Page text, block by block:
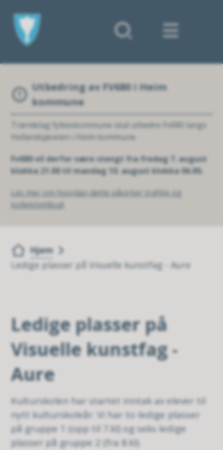
Forsiden
Utbedring av FV680 i Heim
kommune
Trøndelag fylkeskommune skal utbedre Fv680 langs
Hellandsjøveien i Heim kommune.
Fv680 vil derfor være stengt fra fredag 7. august
klokka 21.00 til mandag 10. august klokka 06.00.
Les mer om hvordan dette påvirker trafikk og
kollektivtilbud
Du er her:
Hjem
Ledige plasser på Visuelle kunstfag - Aure
Ledige plasser på
Visuelle kunstfag -
Aure
Kulturskolen har startet inntak av elever til
nytt kulturskoleår. Vi har to ledige plasser
på gruppe 1 (opp til 7.kl) og seks ledige
plasser på gruppe 2 (fra 8.kl).